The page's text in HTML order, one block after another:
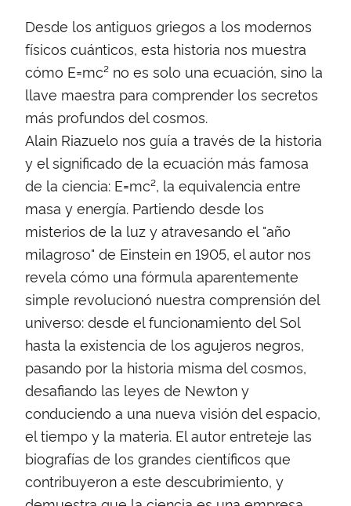
Desde los antiguos griegos a los modernos
físicos cuánticos, esta historia nos muestra
cómo E=mc² no es solo una ecuación, sino la
llave maestra para comprender los secretos
más profundos del cosmos.
Alain Riazuelo nos guía a través de la historia
y el significado de la ecuación más famosa
de la ciencia: E=mc², la equivalencia entre
masa y energía. Partiendo desde los
misterios de la luz y atravesando el "año
milagroso" de Einstein en 1905, el autor nos
revela cómo una fórmula aparentemente
simple revolucionó nuestra comprensión del
universo: desde el funcionamiento del Sol
hasta la existencia de los agujeros negros,
pasando por la historia misma del cosmos,
desafiando las leyes de Newton y
conduciendo a una nueva visión del espacio,
el tiempo y la materia. El autor entreteje las
biografías de los grandes científicos que
contribuyeron a este descubrimiento, y